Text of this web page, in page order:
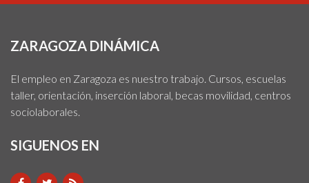
ZARAGOZA DINÁMICA
El empleo en Zaragoza es nuestro trabajo. Cursos, escuelas
taller, orientación, inserción laboral, becas movilidad, centros
sociolaborales.
SIGUENOS EN